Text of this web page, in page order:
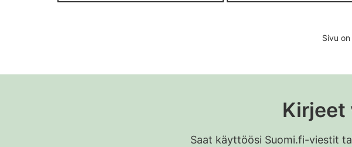
Sivu
Kirjeet
Saat käyttöösi Suomi.fi-viestit